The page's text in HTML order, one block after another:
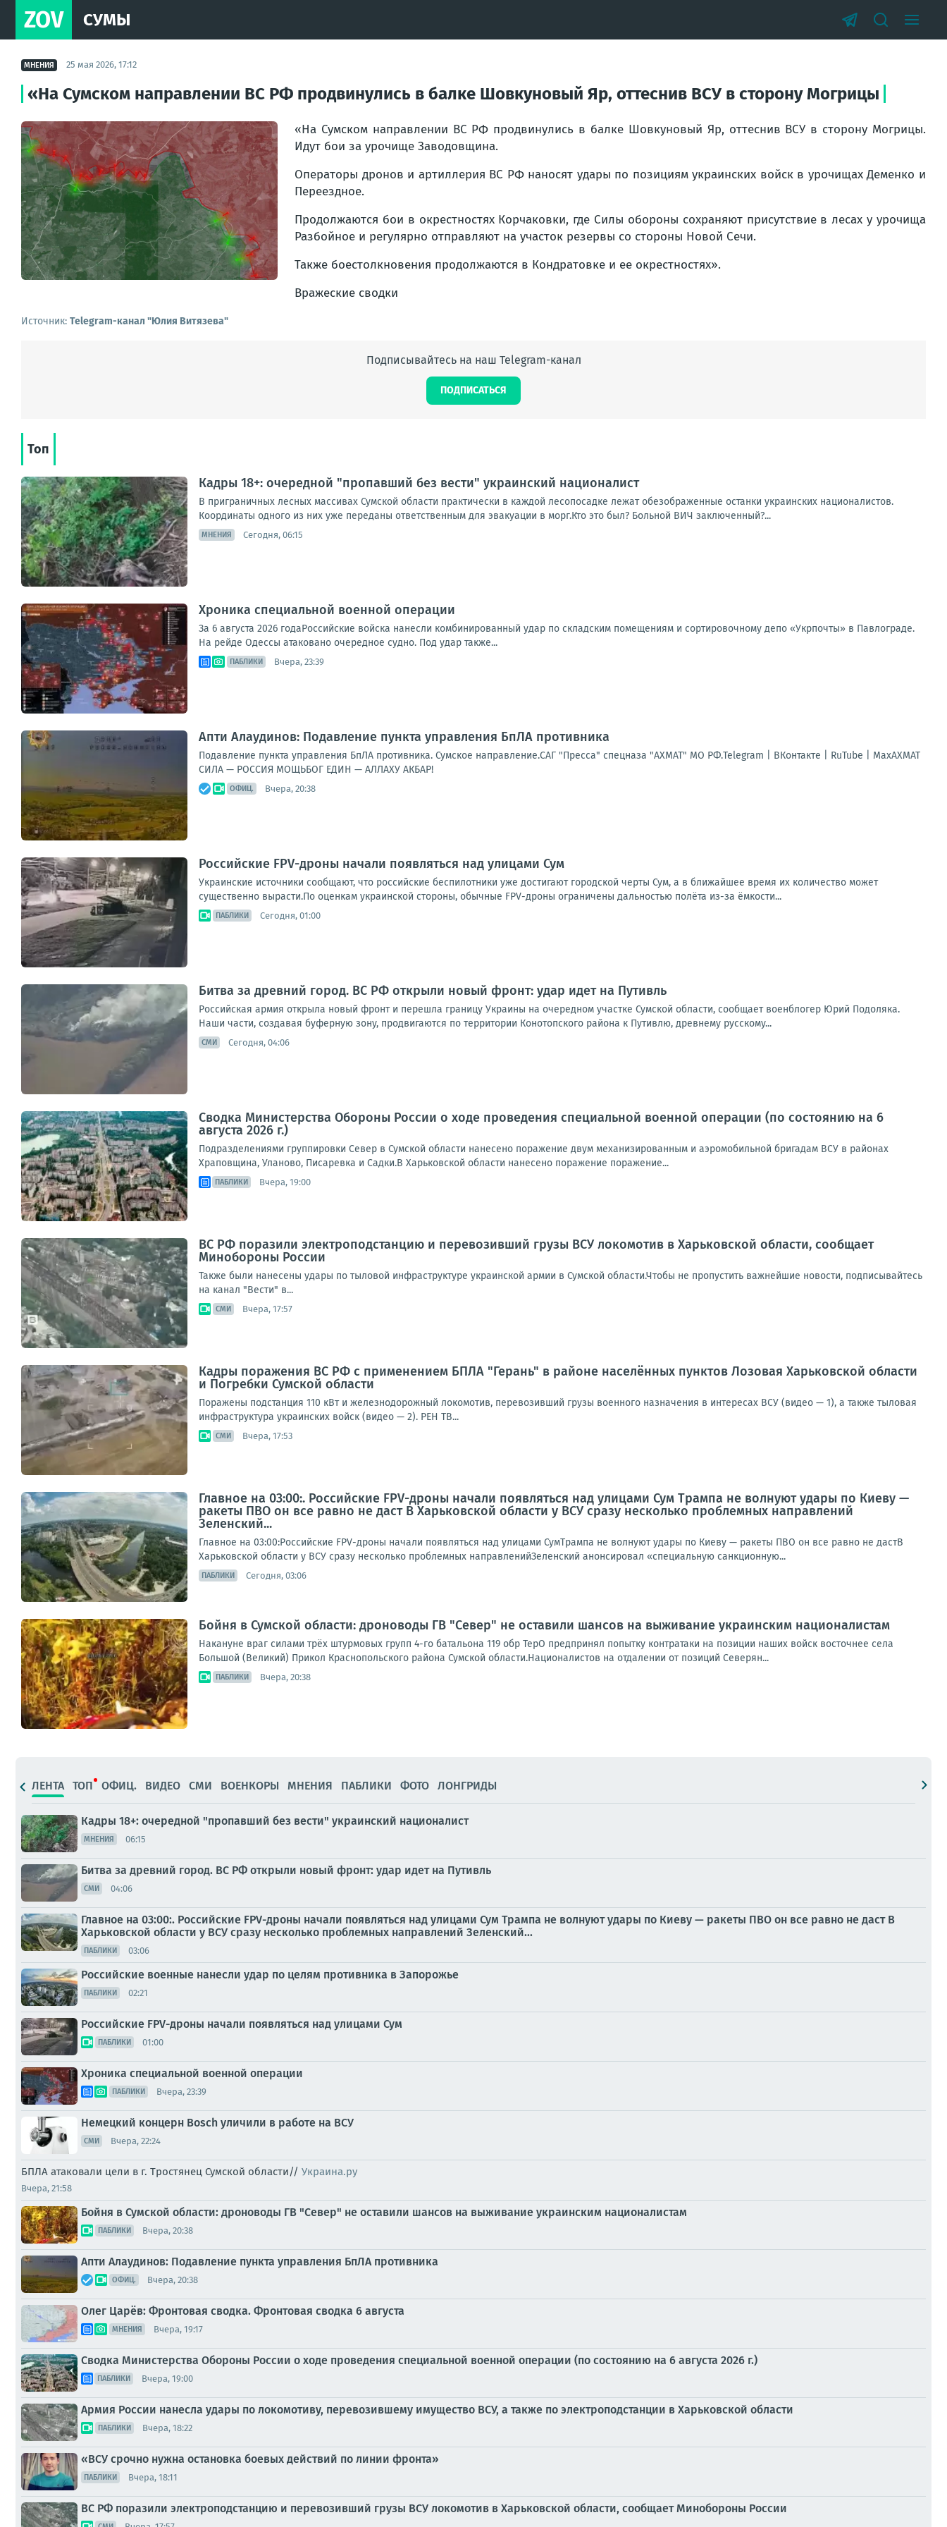
ZOV СУМЫ
МНЕНИЯ 25 мая 2026, 17:12
«На Сумском направлении ВС РФ продвинулись в балке Шовкуновый Яр, оттеснив ВСУ в сторону Могрицы
«На Сумском направлении ВС РФ продвинулись в балке Шовкуновый Яр, оттеснив ВСУ в сторону Могрицы.
Идут бои за урочище Заводовщина.
Операторы дронов и артиллерия ВС РФ наносят удары по позициям украинских войск в урочищах Деменко и
Переездное.
Продолжаются бои в окрестностях Корчаковки, где Силы обороны сохраняют присутствие в лесах у урочища
Разбойное и регулярно отправляют на участок резервы со стороны Новой Сечи.
Также боестолкновения продолжаются в Кондратовке и ее окрестностях».
Вражеские сводки
Источник: Telegram-канал "Юлия Витязева"
Подписывайтесь на наш Telegram-канал
ПОДПИСАТЬСЯ
Топ
Кадры 18+: очередной "пропавший без вести" украинский националист
В приграничных лесных массивах Сумской области практически в каждой лесопосадке лежат обезображенные останки украинских националистов.
Координаты одного из них уже переданы ответственным для эвакуации в морг.Кто это был? Больной ВИЧ заключенный?...
МНЕНИЯ Сегодня, 06:15
Хроника специальной военной операции
За 6 августа 2026 годаРоссийские войска нанесли комбинированный удар по складским помещениям и сортировочному депо «Укрпочты» в Павлограде.
На рейде Одессы атаковано очередное судно. Под удар также...
ПАБЛИКИ Вчера, 23:39
Апти Алаудинов: Подавление пункта управления БпЛА противника
Подавление пункта управления БпЛА противника. Сумское направление.САГ "Пресса" спецназа "АХМАТ" МО РФ.Telegram | ВКонтакте | RuTube | МахАХМАТ
СИЛА — РОССИЯ МОЩЬБОГ ЕДИН — АЛЛАХУ АКБАР!
ОФИЦ. Вчера, 20:38
Российские FPV-дроны начали появляться над улицами Сум
Украинские источники сообщают, что российские беспилотники уже достигают городской черты Сум, а в ближайшее время их количество может
существенно вырасти.По оценкам украинской стороны, обычные FPV-дроны ограничены дальностью полёта из-за ёмкости...
ПАБЛИКИ Сегодня, 01:00
Битва за древний город. ВС РФ открыли новый фронт: удар идет на Путивль
Российская армия открыла новый фронт и перешла границу Украины на очередном участке Сумской области, сообщает военблогер Юрий Подоляка.
Наши части, создавая буферную зону, продвигаются по территории Конотопского района к Путивлю, древнему русскому...
СМИ Сегодня, 04:06
Сводка Министерства Обороны России о ходе проведения специальной военной операции (по состоянию на 6
августа 2026 г.)
Подразделениями группировки Север в Сумской области нанесено поражение двум механизированным и аэромобильной бригадам ВСУ в районах
Храповщина, Уланово, Писаревка и Садки.В Харьковской области нанесено поражение поражение...
ПАБЛИКИ Вчера, 19:00
ВС РФ поразили электроподстанцию и перевозивший грузы ВСУ локомотив в Харьковской области, сообщает
Минобороны России
Также были нанесены удары по тыловой инфраструктуре украинской армии в Сумской области.Чтобы не пропустить важнейшие новости, подписывайтесь
на канал "Вести" в...
СМИ Вчера, 17:57
Кадры поражения ВС РФ с применением БПЛА "Герань" в районе населённых пунктов Лозовая Харьковской области
и Погребки Сумской области
Поражены подстанция 110 кВт и железнодорожный локомотив, перевозивший грузы военного назначения в интересах ВСУ (видео — 1), а также тыловая
инфраструктура украинских войск (видео — 2). РЕН ТВ...
СМИ Вчера, 17:53
Главное на 03:00:. Российские FPV-дроны начали появляться над улицами Сум Трампа не волнуют удары по Киеву —
ракеты ПВО он все равно не даст В Харьковской области у ВСУ сразу несколько проблемных направлений
Зеленский...
Главное на 03:00:Российские FPV-дроны начали появляться над улицами СумТрампа не волнуют удары по Киеву — ракеты ПВО он все равно не дастВ
Харьковской области у ВСУ сразу несколько проблемных направленийЗеленский анонсировал «специальную санкционную...
ПАБЛИКИ Сегодня, 03:06
Бойня в Сумской области: дроноводы ГВ "Север" не оставили шансов на выживание украинским националистам
Накануне враг силами трёх штурмовых групп 4-го батальона 119 обр ТерО предпринял попытку контратаки на позиции наших войск восточнее села
Большой (Великий) Прикол Краснопольского района Сумской области.Националистов на отдалении от позиций Северян...
ПАБЛИКИ Вчера, 20:38
ЛЕНТА ТОП ОФИЦ. ВИДЕО СМИ ВОЕНКОРЫ МНЕНИЯ ПАБЛИКИ ФОТО ЛОНГРИДЫ
Кадры 18+: очередной "пропавший без вести" украинский националист
МНЕНИЯ 06:15
Битва за древний город. ВС РФ открыли новый фронт: удар идет на Путивль
СМИ 04:06
Главное на 03:00:. Российские FPV-дроны начали появляться над улицами Сум Трампа не волнуют удары по Киеву — ракеты ПВО он все равно не даст В
Харьковской области у ВСУ сразу несколько проблемных направлений Зеленский...
ПАБЛИКИ 03:06
Российские военные нанесли удар по целям противника в Запорожье
ПАБЛИКИ 02:21
Российские FPV-дроны начали появляться над улицами Сум
ПАБЛИКИ 01:00
Хроника специальной военной операции
ПАБЛИКИ Вчера, 23:39
Немецкий концерн Bosch уличили в работе на ВСУ
СМИ Вчера, 22:24
БПЛА атаковали цели в г. Тростянец Сумской области// Украина.ру
Вчера, 21:58
Бойня в Сумской области: дроноводы ГВ "Север" не оставили шансов на выживание украинским националистам
ПАБЛИКИ Вчера, 20:38
Апти Алаудинов: Подавление пункта управления БпЛА противника
ОФИЦ. Вчера, 20:38
Олег Царёв: Фронтовая сводка. Фронтовая сводка 6 августа
МНЕНИЯ Вчера, 19:17
Сводка Министерства Обороны России о ходе проведения специальной военной операции (по состоянию на 6 августа 2026 г.)
ПАБЛИКИ Вчера, 19:00
Армия России нанесла удары по локомотиву, перевозившему имущество ВСУ, а также по электроподстанции в Харьковской области
ПАБЛИКИ Вчера, 18:22
«ВСУ срочно нужна остановка боевых действий по линии фронта»
ПАБЛИКИ Вчера, 18:11
ВС РФ поразили электроподстанцию и перевозивший грузы ВСУ локомотив в Харьковской области, сообщает Минобороны России